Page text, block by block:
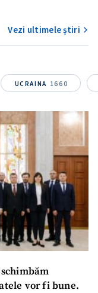
Vezi ultimele știri
UCRAINA 1660
vor fi bune.